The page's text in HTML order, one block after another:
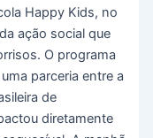
Happy Kids, no
ação social que
O programa
parceria entre a
de
diretamente